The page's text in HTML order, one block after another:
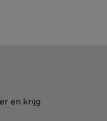
en krijg